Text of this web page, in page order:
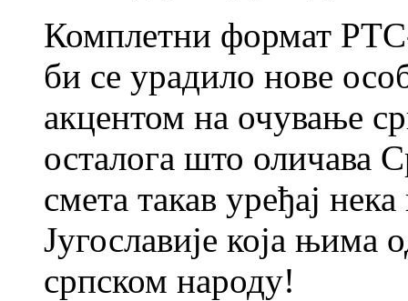
Комплетни формат
би се урадило нове
акцентом на очување
осталога што оличава
смета такав уређај
Југославије која њима
српском народу!